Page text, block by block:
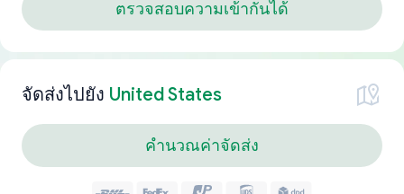
ตรวจสอบความเข้ากันได้
จัดส่งไปยัง United States
คำนวณค่าจัดส่ง